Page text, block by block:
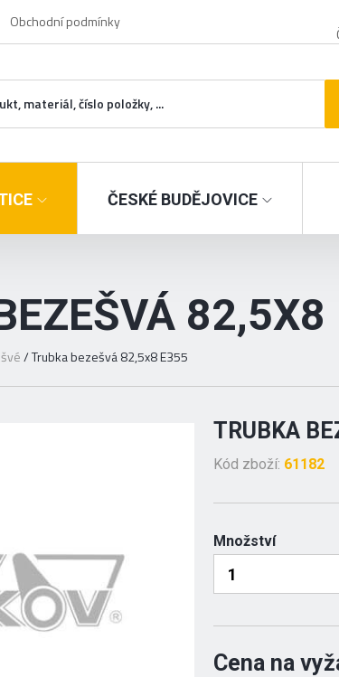
Obchodní podmínky
ČESKÉ BUDĚJOVICE
82,5X8
/Trubka bezešvá 82,5x8 E355
TRUBKA
Kód zboží: 61182
Množství
Cena na